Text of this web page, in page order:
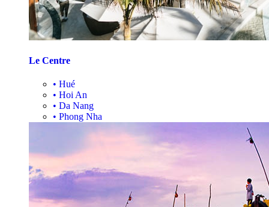
Le Centre
• Hué
• Hoi An
• Da Nang
• Phong Nha